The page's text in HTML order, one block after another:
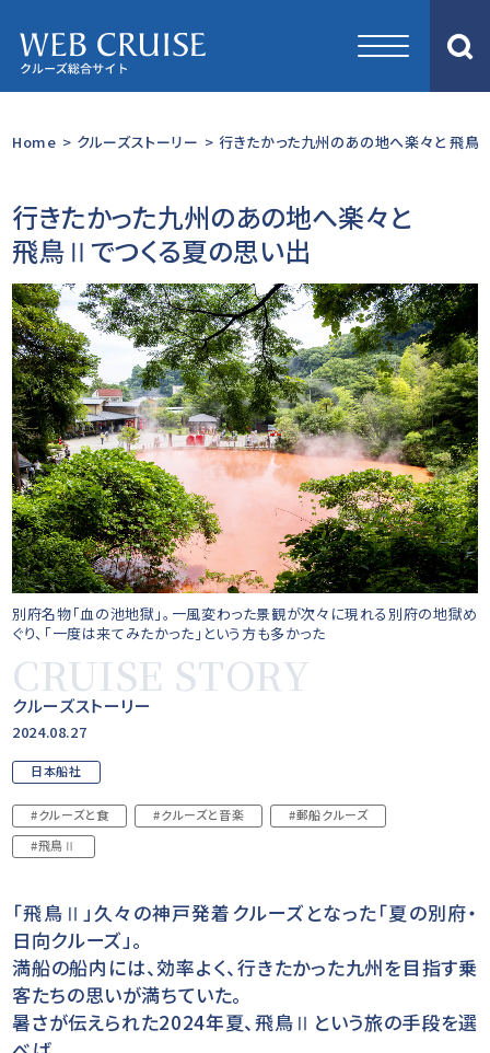
Home > クルーズストーリー > 行きたかった九州のあの地へ楽々と 飛鳥
行きたかった九州のあの地へ楽々と
飛鳥Ⅱでつくる夏の思い出
CRUISE STORY
クルーズストーリー
2024.08.27
日本船社
#クルーズと食 #クルーズと音楽
#郵船クルーズ
#飛鳥Ⅱ
「飛鳥Ⅱ」久々の神戸発着クルーズとなった「夏の別府・
日向クルーズ」。
満船の船内には、効率よく、行きたかった九州を目指す乗
客たちの思いが満ちていた。
暑さが伝えられた2024年夏、飛鳥Ⅱという旅の手段を選
別府名物「血の池地獄」。一風変わった景観が次々に現れる別府の地獄め
ぐり、「一度は来てみたかった」という方も多かった